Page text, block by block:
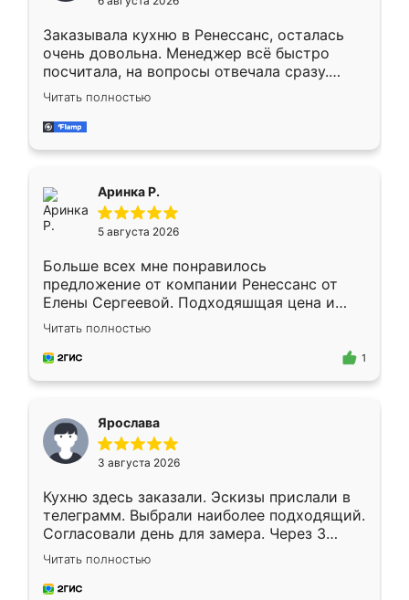
мебели буду заказывать только здесь.
Заказывала кухню в Ренессанс, осталась
очень довольна. Менеджер всё быстро
посчитала, на вопросы отвечала сразу.
Замерщик приехал в субботу, подошёл к
делу со всей ответственностью. Собрали
за день, ребята работали аккуратно, даже
Читать полностью
Аринка Р.
5 августа 2026
Больше всех мне понравилось
предложение от компании Ренессанс от
Елены Сергеевой. Подходяшщая цена и
короткие сроки изготовления. Приехавший
для замера сотрудник Владислав
предложил по моему эскизу самый
Читать полностью
1
Ярослава
3 августа 2026
Кухню здесь заказали. Эскизы прислали в
телеграмм. Выбрали наиболее подходящий.
Согласовали день для замера. Через 3
недели кухня была уже готова. Остались
довольны работой. Спасибо Ренессанс
мебель за качественную работу!
Читать полностью